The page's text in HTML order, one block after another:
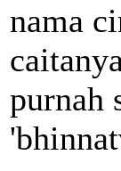
nama
purnah